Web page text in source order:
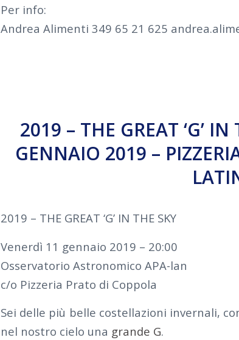
Per info:
Andrea Alimenti 349 65 21 625
2019 – THE GREAT ‘G’
GENNAIO 2019 –
2019 – THE GREAT ‘G’ IN THE SKY
Venerdì 11 gennaio 2019 – 20:00
Osservatorio Astronomico APA-lan
c/o Pizzeria Prato di Coppola
Sei delle più belle costellazioni invernali,
nel nostro cielo una grande G.